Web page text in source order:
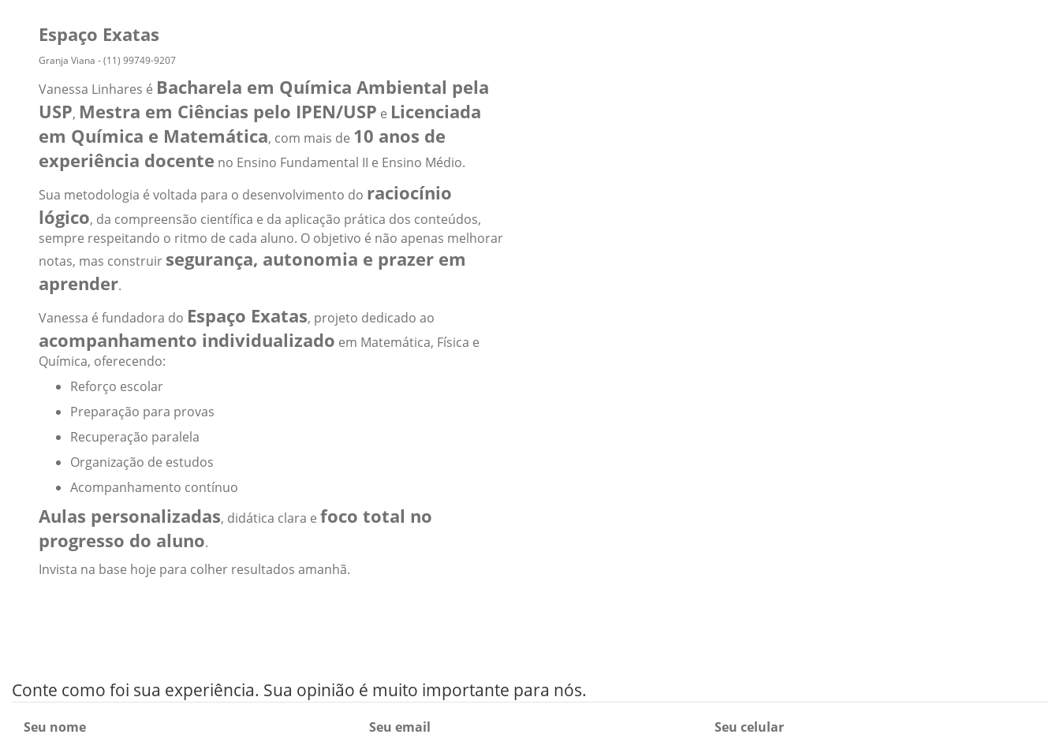
Espaço Exatas
Granja Viana - (11) 99749-9207
Vanessa Linhares é Bacharela em Química Ambiental pela
USP, Mestra em Ciências pelo IPEN/USP e Licenciada
em Química e Matemática, com mais de 10 anos de
experiência docente no Ensino Fundamental II e Ensino Médio.
Sua metodologia é voltada para o desenvolvimento do raciocínio
lógico, da compreensão científica e da aplicação prática dos conteúdos,
sempre respeitando o ritmo de cada aluno. O objetivo é não apenas melhorar
notas, mas construir segurança, autonomia e prazer em
aprender.
Vanessa é fundadora do Espaço Exatas, projeto dedicado ao
acompanhamento individualizado em Matemática, Física e
Química, oferecendo:
Reforço escolar
Preparação para provas
Recuperação paralela
Organização de estudos
Acompanhamento contínuo
Aulas personalizadas, didática clara e foco total no
progresso do aluno.
Invista na base hoje para colher resultados amanhã.
Conte como foi sua experiência. Sua opinião é muito importante para nós.
Seu nome Seu email Seu celular